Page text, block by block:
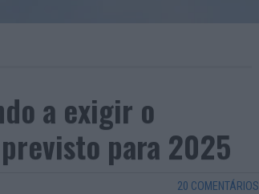
a exigir o
para 2025
20 COMENTÁRIOS